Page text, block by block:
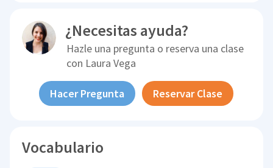
¿Necesitas ayuda?
Hazle una pregunta o reserva una clase
con Laura Vega
Hacer Pregunta Reservar Clase
Vocabulario